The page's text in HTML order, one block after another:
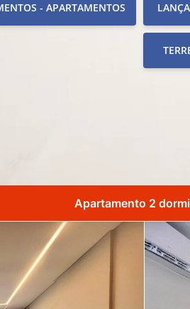
- APARTAMENTOS
Apartamento 2